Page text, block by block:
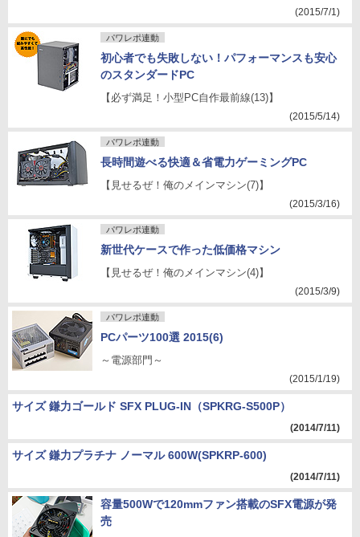
(2015/7/1)
パワレポ連動
初心者でも失敗しない！パフォーマンスも安心
のスタンダードPC
【必ず満足！小型PC自作最前線(13)】
(2015/5/14)
パワレポ連動
長時間遊べる快適＆省電力ゲーミングPC
【見せるぜ！俺のメインマシン(7)】
(2015/3/16)
パワレポ連動
新世代ケースで作った低価格マシン
【見せるぜ！俺のメインマシン(4)】
(2015/3/9)
パワレポ連動
PCパーツ100選 2015(6)
～電源部門～
(2015/1/19)
サイズ 鎌力ゴールド SFX PLUG-IN（SPKRG-S500P）
(2014/7/11)
サイズ 鎌力プラチナ ノーマル 600W(SPKRP-600)
(2014/7/11)
容量500Wで120mmファン搭載のSFX電源が発
売